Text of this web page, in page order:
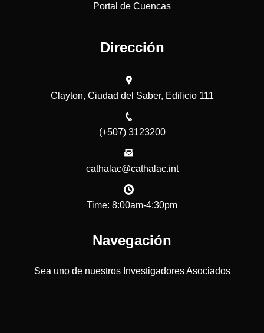
Portal de Cuencas
Dirección
Clayton, Ciudad del Saber, Edificio 111
(+507) 3123200
cathalac@cathalac.int
Time: 8:00am-4:30pm
Navegación
Sea uno de nuestros Investigadores Asociados